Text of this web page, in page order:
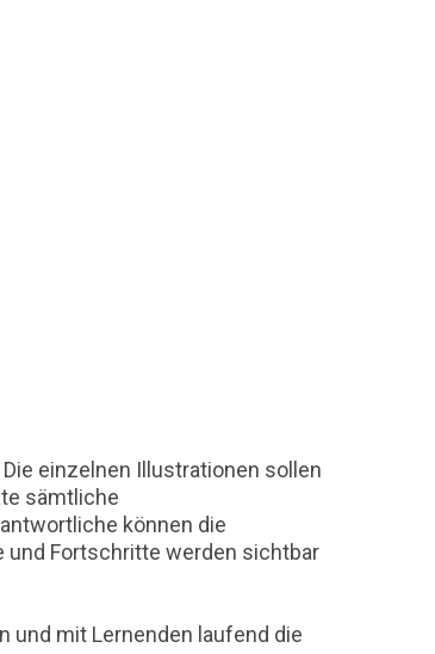
einzelnen Illustrationen sollen
sämtliche
können die
und Fortschritte werden sichtbar
und mit Lernenden laufend die